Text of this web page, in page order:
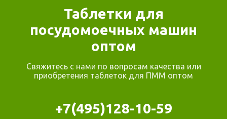
Таблетки для
посудомоечных машин
оптом
Свяжитесь с нами по вопросам качества или
приобретения таблеток для ПММ оптом
+7(495)128-10-59